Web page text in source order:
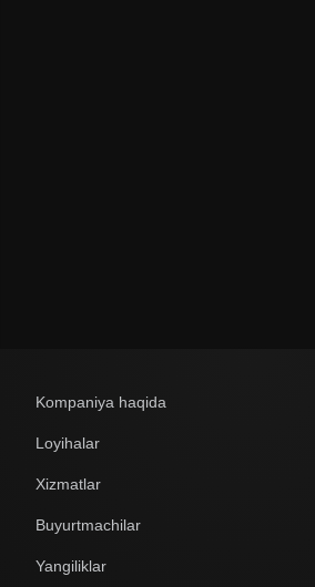
Kompaniya haqida
Loyihalar
Xizmatlar
Buyurtmachilar
Yangiliklar